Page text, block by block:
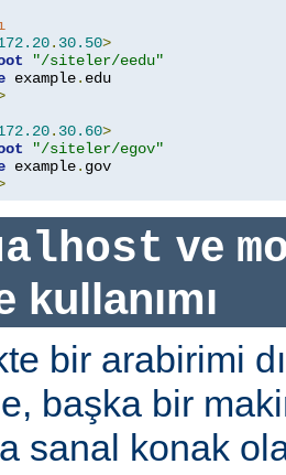
. 30.50>
"/siteler/eedu"
example.
. 30.60>
"/siteler/egov"
example.
ve
kullanımı
bir arabirimi
başka bir
sanal konak